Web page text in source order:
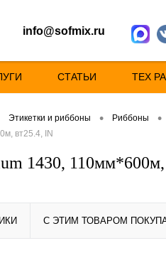
info@sofmix.ru
СТАТЬИ ТЕХ
Этикетки и риббоны • Риббоны •
вт25.4, IN
1430,
С ЭТИМ ТОВАРОМ